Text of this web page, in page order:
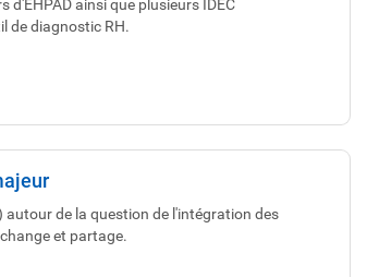
d'EHPAD ainsi que plusieurs IDEC
de diagnostic RH.
autour de la question de l'intégration des
et partage.